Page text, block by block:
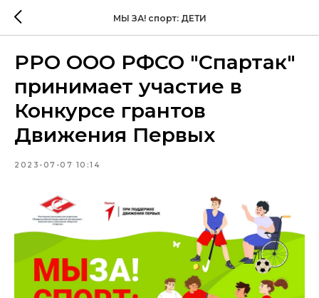
МЫ ЗА! спорт: ДЕТИ
РРО ООО РФСО "Спартак"
принимает участие в
Конкурсе грантов
Движения Первых
2023-07-07 10:14